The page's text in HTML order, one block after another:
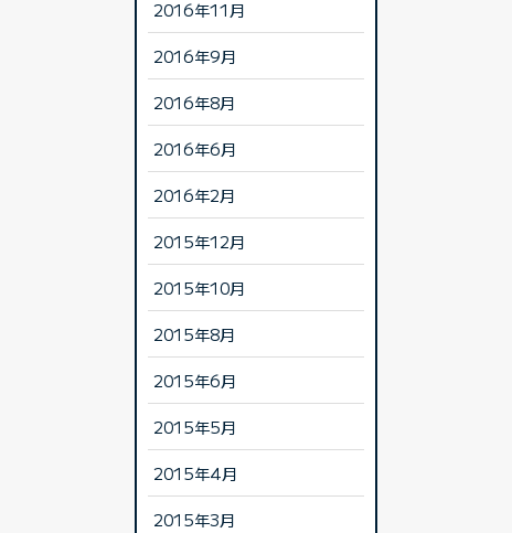
2016年11月
2016年9月
2016年8月
2016年6月
2016年2月
2015年12月
2015年10月
2015年8月
2015年6月
2015年5月
2015年4月
2015年3月